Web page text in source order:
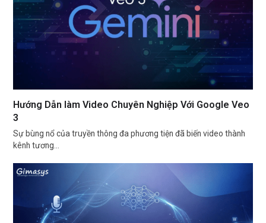
Hướng Dẫn làm Video Chuyên Nghiệp Với Google Veo
3
Sự bùng nổ của truyền thông đa phương tiện đã biến video thành
kênh tương…